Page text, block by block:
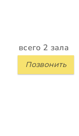
всего 2 зала
Позвонить